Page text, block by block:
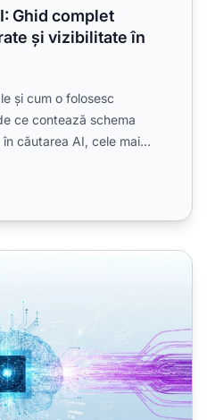
Ghid complet
și vizibilitate în
și cum o folosesc
ce contează schema
căutarea AI, cele mai